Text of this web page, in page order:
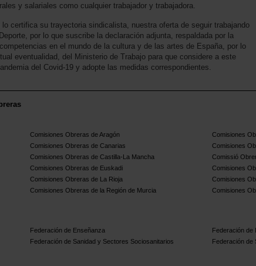
y salariales como cualquier trabajador y trabajadora.
certifica su trayectoria sindicalista, nuestra oferta de seguir trabajando
por lo que suscribe la declaración adjunta, respaldada por la
en el mundo de la cultura y de las artes de España, por lo
eventualidad, del Ministerio de Trabajo para que considere a este
del Covid-19 y adopte las medidas correspondientes.
Comisiones Obreras de Aragón
Comisiones
Comisiones Obreras de Canarias
Comisiones
Comisiones Obreras de Castilla-La Mancha
Comissió
Comisiones Obreras de Euskadi
Comisiones
Comisiones Obreras de La Rioja
Comisiones
Comisiones Obreras de la Región de Murcia
Comisiones
Federación de Enseñanza
Federación de
Federación de Sanidad y Sectores Sociosanitarios
Federación de